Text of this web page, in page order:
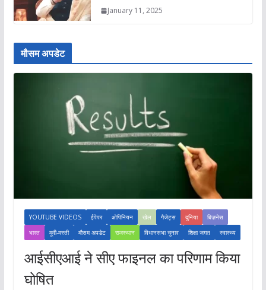
January 11, 2025
मौसम अपडेट
YOUTUBE VIDEOS ईपेपर ओपिनियन खेल गैजेट्स दुनिया
बिज़नेस
भारत
मूवी-मस्ती मौसम अपडेट राजस्थान विधानसभा चुनाव शिक्षा जगत स्वास्थ्य
आईसीएआई ने सीए फाइनल का परिणाम किया
घोषित